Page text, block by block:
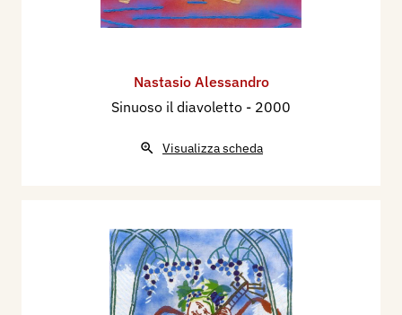
Nastasio Alessandro
Sinuoso il diavoletto - 2000
Visualizza scheda